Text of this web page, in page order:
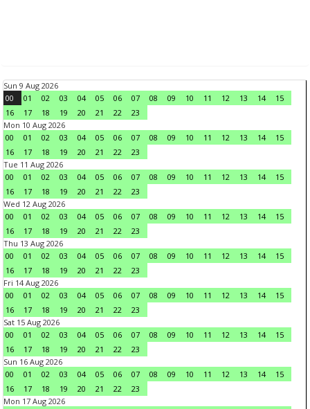
Sun 9 Aug 2026
00
01 02 03 04 05 06 07 08 09 10 11 12 13 14
15
16
17 18 19 20 21 22
23
Mon 10 Aug 2026
00
01 02 03 04 05 06 07 08 09 10 11 12 13 14
15
16
17 18 19 20 21 22
23
Tue 11 Aug 2026
00
01 02 03 04 05 06 07 08 09 10 11 12 13 14
15
16
17 18 19 20 21 22
23
Wed 12 Aug 2026
00
01 02 03 04 05 06 07 08 09 10 11 12 13 14
15
16
17 18 19 20 21 22
23
Thu 13 Aug 2026
00
01 02 03 04 05 06 07 08 09 10 11 12 13 14
15
16
17 18 19 20 21 22
23
Fri 14 Aug 2026
00
01 02 03 04 05 06 07 08 09 10 11 12 13 14
15
16
17 18 19 20 21 22
23
Sat 15 Aug 2026
00
01 02 03 04 05 06 07 08 09 10 11 12 13 14
15
16
17 18 19 20 21 22
23
Sun 16 Aug 2026
00
01 02 03 04 05 06 07 08 09 10 11 12 13 14
15
16
17 18 19 20 21 22
23
Mon 17 Aug 2026